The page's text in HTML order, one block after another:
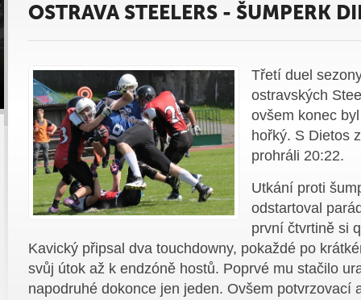
OSTRAVA STEELERS - ŠUMPERK
Třetí duel
ostravských
ovšem konec
hořký. S Dietos
prohráli 20:22.
Utkání proti
odstartoval
první čtvrtině si
Kavický připsal dva touchdowny, pokaždé po
svůj útok až k endzóně hostů. Poprvé mu stačilo
napodruhé dokonce jen jeden. Ovšem potvrzovací